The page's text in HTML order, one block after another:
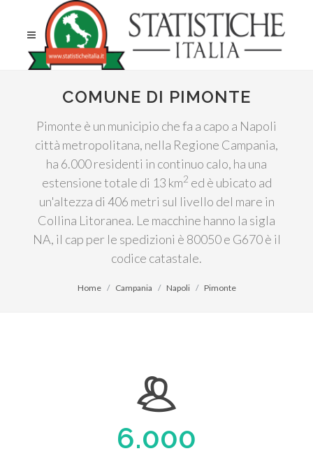
COMUNE DI PIMONTE
Pimonte è un municipio che fa a capo a Napoli
città metropolitana, nella Regione Campania,
ha 6.000 residenti in continuo calo, ha una
estensione totale di 13 km2 ed è ubicato ad
un'altezza di 406 metri sul livello del mare in
Collina Litoranea. Le macchine hanno la sigla
NA, il cap per le spedizioni è 80050 e G670 è il
codice catastale.
Home Campania Napoli Pimonte
6.000